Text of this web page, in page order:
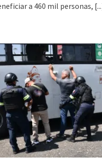
a 460 mil personas,